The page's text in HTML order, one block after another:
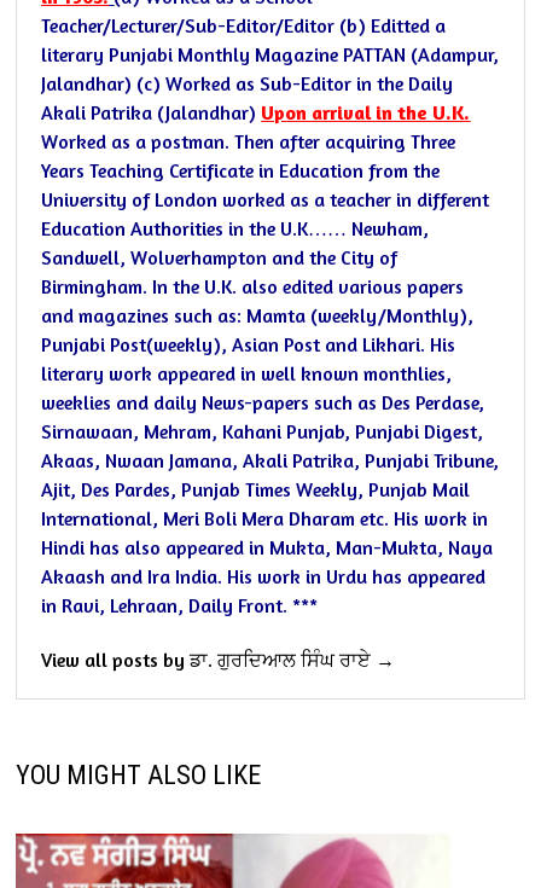
Teacher/Lecturer/Sub-Editor/Editor (b) Editted a
literary Punjabi Monthly Magazine PATTAN (Adampur,
Jalandhar) (c) Worked as Sub-Editor in the Daily
Akali Patrika (Jalandhar) Upon arrival in the U.K.
Worked as a postman. Then after acquiring Three
Years Teaching Certificate in Education from the
University of London worked as a teacher in different
Education Authorities in the U.K…… Newham,
Sandwell, Wolverhampton and the City of
Birmingham. In the U.K. also edited various papers
and magazines such as: Mamta (weekly/Monthly),
Punjabi Post(weekly), Asian Post and Likhari. His
literary work appeared in well known monthlies,
weeklies and daily News-papers such as Des Perdase,
Sirnawaan, Mehram, Kahani Punjab, Punjabi Digest,
Akaas, Nwaan Jamana, Akali Patrika, Punjabi Tribune,
Ajit, Des Pardes, Punjab Times Weekly, Punjab Mail
International, Meri Boli Mera Dharam etc. His work in
Hindi has also appeared in Mukta, Man-Mukta, Naya
Akaash and Ira India. His work in Urdu has appeared
in Ravi, Lehraan, Daily Front. ***
View all posts by ਡਾ. ਗੁਰਦਿਆਲ ਸਿੰਘ ਰਾਏ →
YOU MIGHT ALSO LIKE